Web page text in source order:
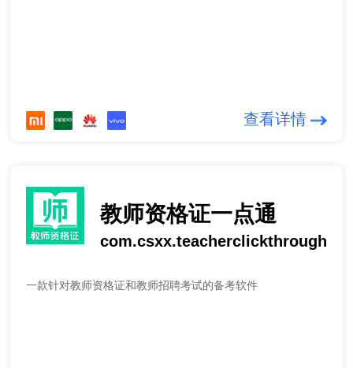
查看详情
教师资格证一点通
com.csxx.teacherclickthrough
一款针对教师资格证和教师招聘考试的备考软件